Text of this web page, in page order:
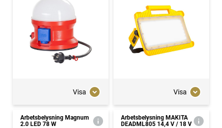
Visa Visa
Arbetsbelysning Magnum
2.0 LED 78 W
Arbetsbelysning MAKITA
DEADML805 14,4 V / 18 V